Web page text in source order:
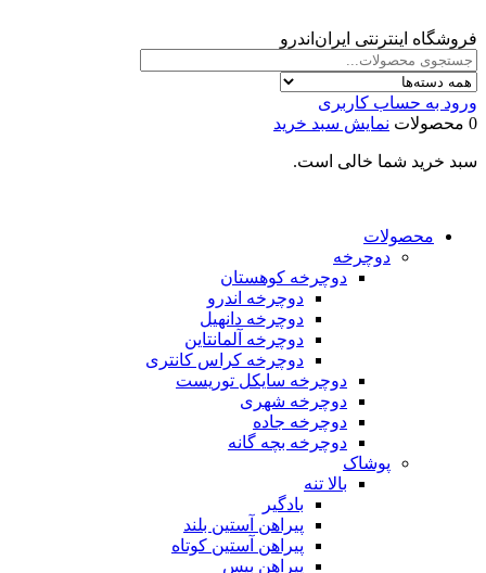
فروشگاه اینترنتی ایران‌اندرو
ورود به حساب کاربری
0 محصولات
نمایش سبد خرید
سبد خرید شما خالی است.
محصولات
دوچرخه
دوچرخه کوهستان
دوچرخه اندرو
دوچرخه دانهیل
دوچرخه آلمانتاین
دوچرخه کراس کانتری
دوچرخه سایکل توریست
دوچرخه شهری
دوچرخه جاده
دوچرخه بچه گانه
پوشاک
بالا تنه
بادگیر
پیراهن آستین بلند
پیراهن آستین کوتاه
پیراهن بیس